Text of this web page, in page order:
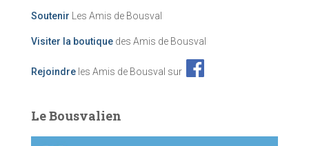
Soutenir Les Amis de Bousval
Visiter la boutique des Amis de Bousval
Rejoindre les Amis de Bousval sur
Le Bousvalien